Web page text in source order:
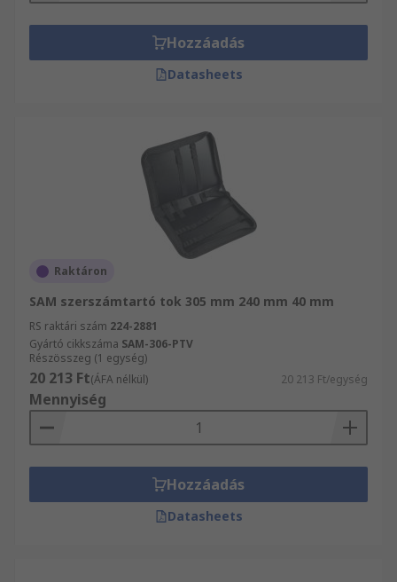
Hozzáadás
Datasheets
Raktáron
SAM szerszámtartó tok 305 mm 240 mm 40 mm
RS raktári szám 224-2881
Gyártó cikkszáma SAM-306-PTV
Részösszeg (1 egység)
20 213 Ft(ÁFA nélkül) 20 213 Ft/egység
Mennyiség
Hozzáadás
Datasheets